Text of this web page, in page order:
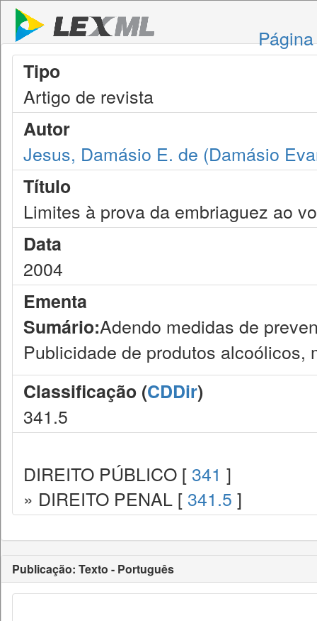
Tipo
Artigo de revista
Autor
Jesus, Damásio E. de (Damásio
Título
Limites à prova da embriaguez ao
Data
2004
Ementa
Sumário:Adendo medidas de
Publicidade de produtos alcoólicos,
Classificação (CDDir)
341.5
DIREITO PÚBLICO [ 341 ]
» DIREITO PENAL [ 341.5 ]
Publicação: Texto - Português